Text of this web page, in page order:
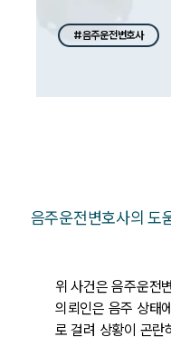
#음주운전변호사
음주운전변호사의 도
위 사건은 음주운전
의뢰인은 음주 상태
로 걸려 상황이 곤란